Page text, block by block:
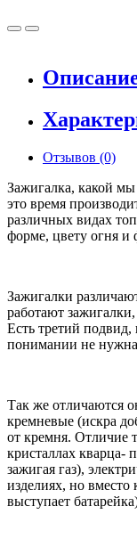
Отзывов (0)
Зажигалка, какой мы
это время
различных видах
форме, цвету огня и
Зажигалки
работают
Есть третий подвид,
понимании не
Так же отличаются
кремневые (искра
от кремня. Отличие
кристаллах кварца-
зажигая газ),
изделиях, но
выступает